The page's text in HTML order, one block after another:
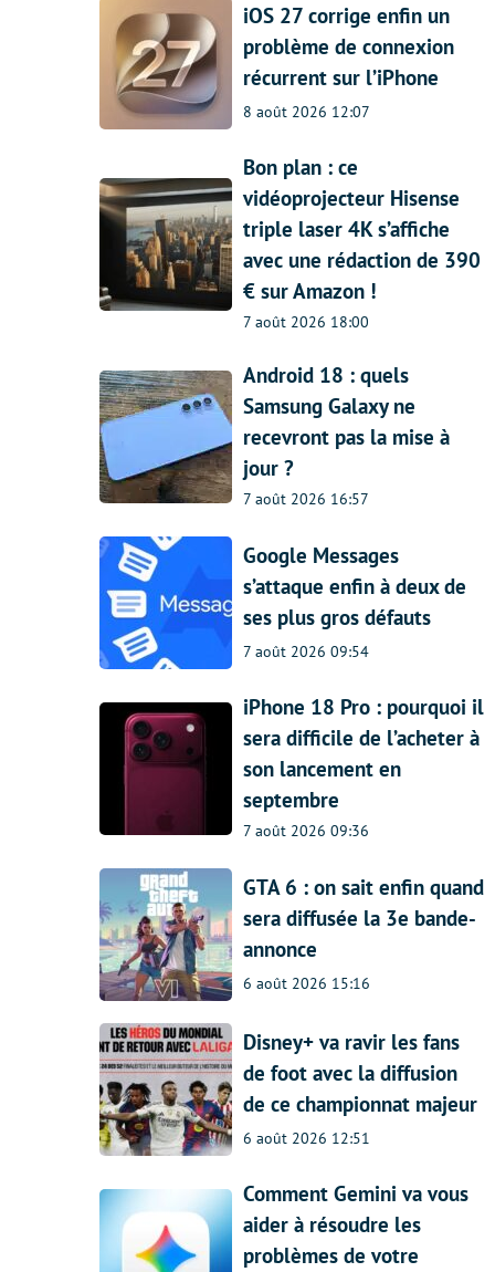
iOS 27 corrige enfin un
problème de connexion
récurrent sur l’iPhone
8 août 2026 12:07
Bon plan : ce
vidéoprojecteur Hisense
triple laser 4K s’affiche
avec une rédaction de 390
€ sur Amazon !
7 août 2026 18:00
Android 18 : quels
Samsung Galaxy ne
recevront pas la mise à
jour ?
7 août 2026 16:57
Google Messages
s’attaque enfin à deux de
ses plus gros défauts
7 août 2026 09:54
iPhone 18 Pro : pourquoi il
sera difficile de l’acheter à
son lancement en
septembre
7 août 2026 09:36
GTA 6 : on sait enfin quand
sera diffusée la 3e bande-
annonce
6 août 2026 15:16
Disney+ va ravir les fans
de foot avec la diffusion
de ce championnat majeur
6 août 2026 12:51
Comment Gemini va vous
aider à résoudre les
problèmes de votre